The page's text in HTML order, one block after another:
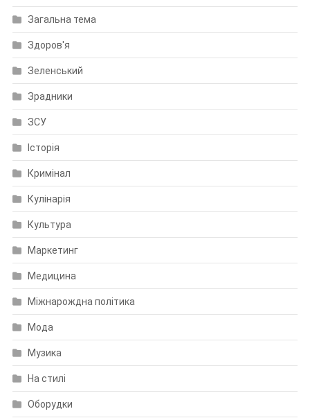
Загальна тема
Здоров'я
Зеленський
Зрадники
ЗСУ
Історія
Кримінал
Кулінарія
Культура
Маркетинг
Медицина
Міжнарождна політика
Мода
Музика
На стилі
Оборудки